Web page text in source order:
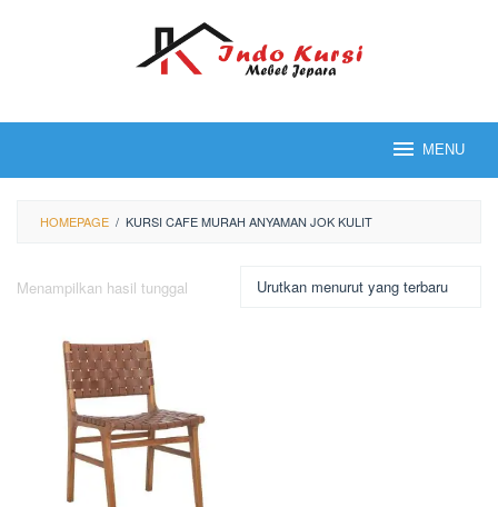
MENU
HOMEPAGE / KURSI CAFE MURAH ANYAMAN JOK KULIT
Menampilkan hasil tunggal